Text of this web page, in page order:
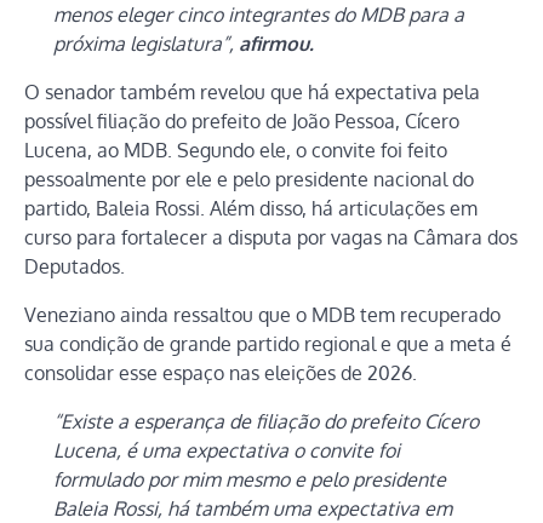
menos eleger cinco integrantes do MDB para a
próxima legislatura”, afirmou.
O senador também revelou que há expectativa pela
possível filiação do prefeito de João Pessoa, Cícero
Lucena, ao MDB. Segundo ele, o convite foi feito
pessoalmente por ele e pelo presidente nacional do
partido, Baleia Rossi. Além disso, há articulações em
curso para fortalecer a disputa por vagas na Câmara dos
Deputados.
Veneziano ainda ressaltou que o MDB tem recuperado
sua condição de grande partido regional e que a meta é
consolidar esse espaço nas eleições de 2026.
“Existe a esperança de filiação do prefeito Cícero
Lucena, é uma expectativa o convite foi
formulado por mim mesmo e pelo presidente
Baleia Rossi, há também uma expectativa em